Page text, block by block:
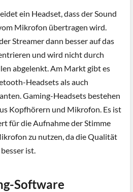
ein Headset, dass der Sound
Mikrofon übertragen wird.
Streamer dann besser auf das
und wird nicht durch
abgelenkt. Am Markt gibt es
Headsets als auch
Gaming-Headsets bestehen
Kopfhörern und Mikrofon. Es ist
für die Aufnahme der Stimme
zu nutzen, da die Qualität
ist.
Software